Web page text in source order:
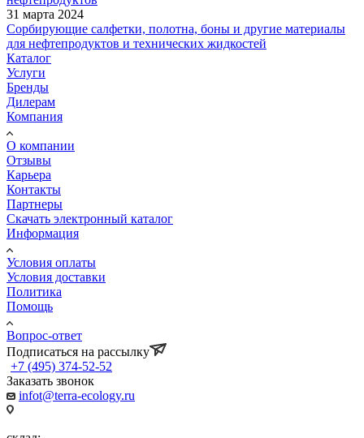
31 марта 2024
Сорбирующие салфетки, полотна, боны и другие материалы
для нефтепродуктов и технических жидкостей
Каталог
Услуги
Бренды
Дилерам
Компания
О компании
Отзывы
Карьера
Контакты
Партнеры
Скачать электронный каталог
Информация
Условия оплаты
Условия доставки
Политика
Помощь
Вопрос-ответ
Подписаться на рассылку
+7 (495) 374-52-52
Заказать звонок
infot@terra-ecology.ru